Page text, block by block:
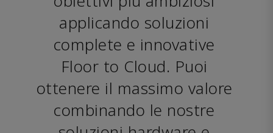
applicando soluzioni
complete e innovative
Floor to Cloud. Puoi
ottenere il massimo valore
combinando le nostre